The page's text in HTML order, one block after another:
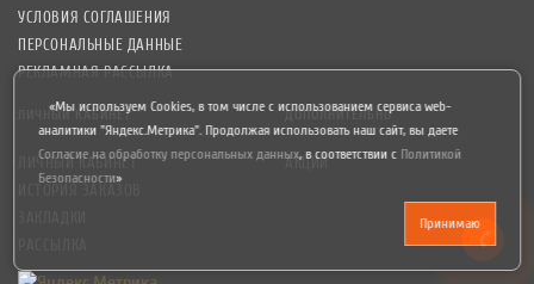
УСЛОВИЯ СОГЛАШЕНИЯ
ПЕРСОНАЛЬНЫЕ ДАННЫЕ
РЕКЛАМНАЯ РАССЫЛКА
ЛИЧНЫЙ КАБИНЕТ
ЛИЧНЫЙ КАБИНЕТ
ДОПОЛНИТЕЛЬНО
АКЦИИ
«Мы используем Cookies, в том числе с использованием сервиса web-
аналитики "Яндекс.Метрика". Продолжая использовать наш сайт, вы даете
Согласие на обработку персональных данных,в соответствии с Политикой
Безопасности»
Принимаю